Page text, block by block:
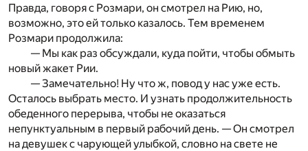
Правда, говоря с Розмари, он смотрел на Рию, но,
возможно, это ей только казалось. Тем временем
Розмари продолжила:
— Мы как раз обсуждали, куда пойти, чтобы обмыть
новый жакет Рии.
— Замечательно! Ну что ж, повод у нас уже есть.
Осталось выбрать место. И узнать продолжительность
обеденного перерыва, чтобы не оказаться
непунктуальным в первый рабочий день. — Он смотрел
на девушек с чарующей улыбкой, словно на свете не